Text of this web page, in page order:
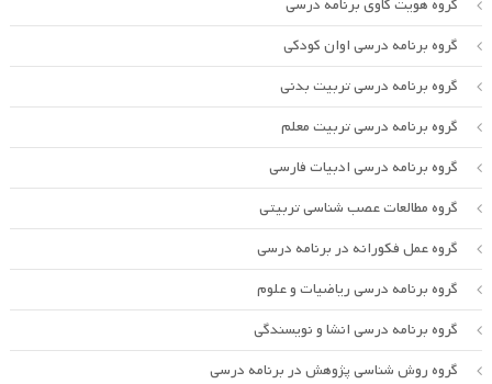
گروه هویت کاوی برنامه درسی
گروه برنامه درسی اوان کودکی
گروه برنامه درسی تربیت بدنی
گروه برنامه درسی تربیت معلم
گروه برنامه درسی ادبیات فارسی
گروه مطالعات عصب شناسی تربیتی
گروه عمل فکورانه در برنامه درسی
گروه برنامه درسی ریاضیات و علوم
گروه برنامه درسی انشا و نویسندگی
گروه روش شناسی پژوهش در برنامه درسی